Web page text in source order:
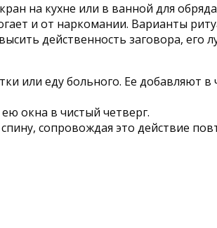
на кухне или в ванной для
и от наркомании. Варианты
действенность заговора, его
или еду больного. Ее добавляют в
окна в чистый четверг.
сопровождая это действие